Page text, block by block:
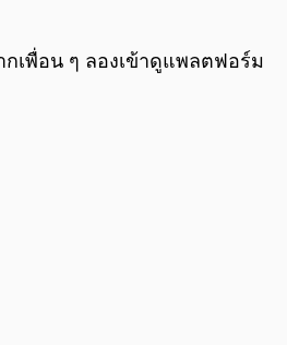
0:00
กเพื่อน ๆ ลองเข้าดูแพลตฟอร์ม